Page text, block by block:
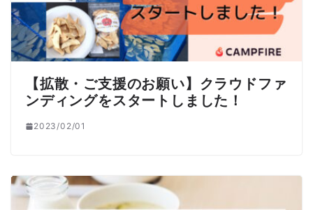
【拡散・ご支援のお願い】クラウドファ
ンディングをスタートしました！
2023/02/01